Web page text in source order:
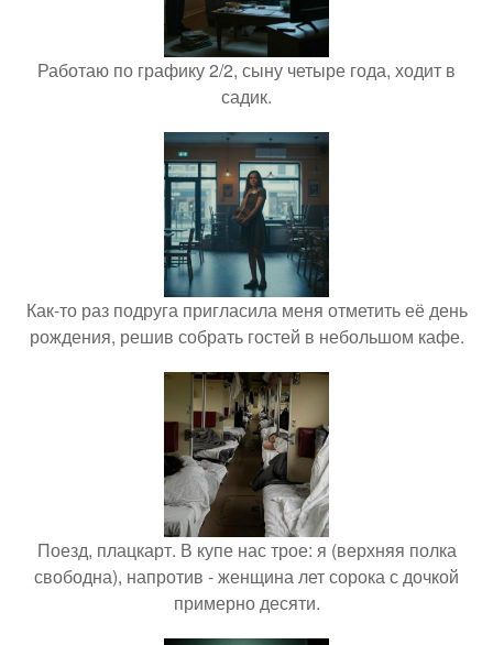
Работаю по графику 2/2, сыну четыре года, ходит в
садик.
Как-то раз подруга пригласила меня отметить её день
рождения, решив собрать гостей в небольшом кафе.
Поезд, плацкарт. В купе нас трое: я (верхняя полка
свободна), напротив - женщина лет сорока с дочкой
примерно десяти.